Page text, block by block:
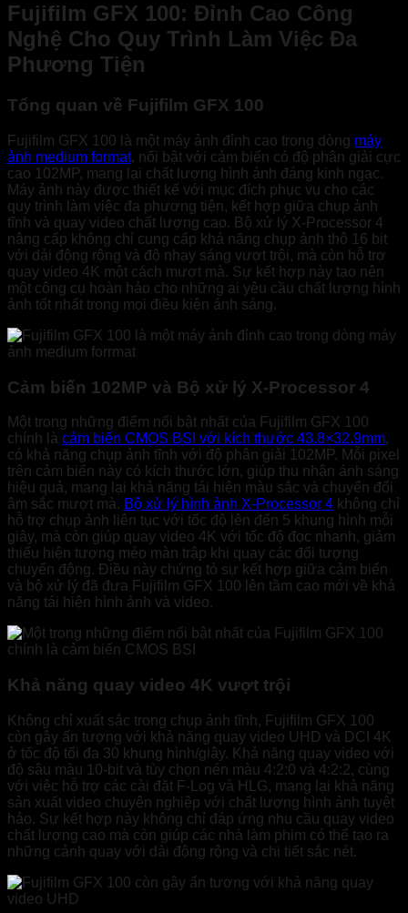
Fujifilm GFX 100: Đỉnh Cao Công
Nghệ Cho Quy Trình Làm Việc Đa
Phương Tiện
Tổng quan về Fujifilm GFX 100
Fujifilm GFX 100 là một máy ảnh đỉnh cao trong dòng máy
ảnh medium format, nổi bật với cảm biến có độ phân giải cực
cao 102MP, mang lại chất lượng hình ảnh đáng kinh ngạc.
Máy ảnh này được thiết kế với mục đích phục vụ cho các
quy trình làm việc đa phương tiện, kết hợp giữa chụp ảnh
tĩnh và quay video chất lượng cao. Bộ xử lý X-Processor 4
nâng cấp không chỉ cung cấp khả năng chụp ảnh thô 16 bit
với dải động rộng và độ nhạy sáng vượt trội, mà còn hỗ trợ
quay video 4K một cách mượt mà. Sự kết hợp này tạo nên
một công cụ hoàn hảo cho những ai yêu cầu chất lượng hình
ảnh tốt nhất trong mọi điều kiện ánh sáng.
Cảm biến 102MP và Bộ xử lý X-Processor 4
Một trong những điểm nổi bật nhất của Fujifilm GFX 100
chính là cảm biến CMOS BSI với kích thước 43.8×32.9mm,
có khả năng chụp ảnh tĩnh với độ phân giải 102MP. Mỗi pixel
trên cảm biến này có kích thước lớn, giúp thu nhận ánh sáng
hiệu quả, mang lại khả năng tái hiện màu sắc và chuyển đổi
âm sắc mượt mà. Bộ xử lý hình ảnh X-Processor 4 không chỉ
hỗ trợ chụp ảnh liên tục với tốc độ lên đến 5 khung hình mỗi
giây, mà còn giúp quay video 4K với tốc độ đọc nhanh, giảm
thiểu hiện tượng méo màn trập khi quay các đối tượng
chuyển động. Điều này chứng tỏ sự kết hợp giữa cảm biến
và bộ xử lý đã đưa Fujifilm GFX 100 lên tầm cao mới về khả
năng tái hiện hình ảnh và video.
Khả năng quay video 4K vượt trội
Không chỉ xuất sắc trong chụp ảnh tĩnh, Fujifilm GFX 100
còn gây ấn tượng với khả năng quay video UHD và DCI 4K
ở tốc độ tối đa 30 khung hình/giây. Khả năng quay video với
độ sâu màu 10-bit và tùy chọn nén màu 4:2:0 và 4:2:2, cùng
với việc hỗ trợ các cài đặt F-Log và HLG, mang lại khả năng
sản xuất video chuyên nghiệp với chất lượng hình ảnh tuyệt
hảo. Sự kết hợp này không chỉ đáp ứng nhu cầu quay video
chất lượng cao mà còn giúp các nhà làm phim có thể tạo ra
những cảnh quay với dải động rộng và chi tiết sắc nét.